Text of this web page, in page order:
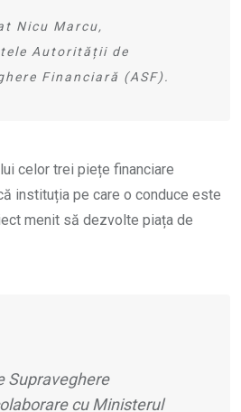
Nicu Marcu,
Autorității de
Financiară (ASF).
celor trei piețe financiare
instituția pe care o conduce este
menit să dezvolte piața de
Supraveghere
cu Ministerul